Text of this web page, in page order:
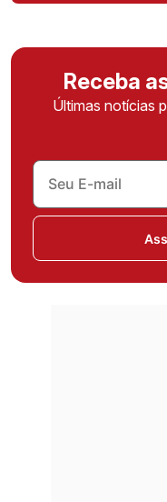
Receba
Últimas notícias